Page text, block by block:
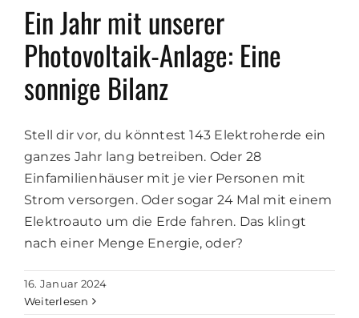
Ein Jahr mit unserer
Photovoltaik-Anlage: Eine
sonnige Bilanz
Stell dir vor, du könntest 143 Elektroherde ein
ganzes Jahr lang betreiben. Oder 28
Einfamilienhäuser mit je vier Personen mit
Strom versorgen. Oder sogar 24 Mal mit einem
Elektroauto um die Erde fahren. Das klingt
nach einer Menge Energie, oder?
16. Januar 2024
Weiterlesen